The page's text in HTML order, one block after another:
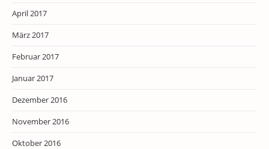
April 2017
März 2017
Februar 2017
Januar 2017
Dezember 2016
November 2016
Oktober 2016